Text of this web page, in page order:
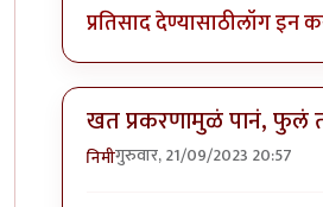
प्रतिसाद देण्यासाठीलॉग इन
खत प्रकरणामुळं पानं, फुलं
निमीगुरुवार, 21/09/2023 20:57